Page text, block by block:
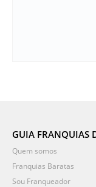
GUIA FRANQUIAS
Quem somos
Franquias Baratas
Sou Franqueador